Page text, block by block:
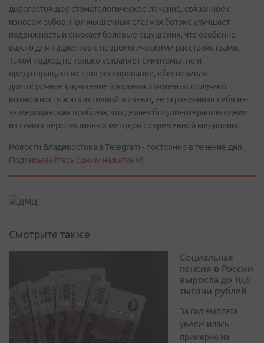
дорогостоящее стоматологическое лечение, связанное с
износом зубов. При мышечных спазмах ботокс улучшает
подвижность и снижает болевые ощущения, что особенно
важно для пациентов с неврологическими расстройствами.
Такой подход не только устраняет симптомы, но и
предотвращает их прогрессирование, обеспечивая
долгосрочное улучшение здоровья. Пациенты получают
возможность жить активной жизнью, не ограничивая себя из-
за медицинских проблем, что делает ботулинотерапию одним
из самых перспективных методов современной медицины.
Новости Владивостока в Telegram - постоянно в течение дня.
Подписывайтесь одним нажатием!
Смотрите также
Социальная
пенсия в России
выросла до 16,6
тысячи рублей
За год выплата
увеличилась
примерно на